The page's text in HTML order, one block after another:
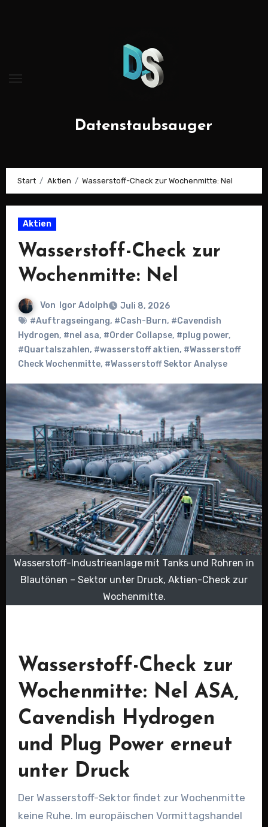
Datenstaubsauger
Start Aktien Wasserstoff-Check zur Wochenmitte: Nel
Aktien
Wasserstoff-Check zur
Wochenmitte: Nel
Von Igor Adolph
Juli 8, 2026
#Auftragseingang, #Cash-Burn, #Cavendish
Hydrogen, #nel asa, #Order Collapse, #plug power,
#Quartalszahlen, #wasserstoff aktien, #Wasserstoff
Check Wochenmitte, #Wasserstoff Sektor Analyse
Wasserstoff-Industrieanlage mit Tanks und Rohren in
Blautönen – Sektor unter Druck, Aktien-Check zur
Wochenmitte.
Wasserstoff-Check zur
Wochenmitte: Nel ASA,
Cavendish Hydrogen
und Plug Power erneut
unter Druck
Der Wasserstoff-Sektor findet zur Wochenmitte
keine Ruhe. Im europäischen Vormittagshandel